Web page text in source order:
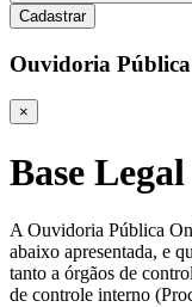
Cadastrar
Ouvidoria
×
Base Legal
A Ouvidoria Pública
abaixo apresentada, e
tanto a órgãos de
de controle interno